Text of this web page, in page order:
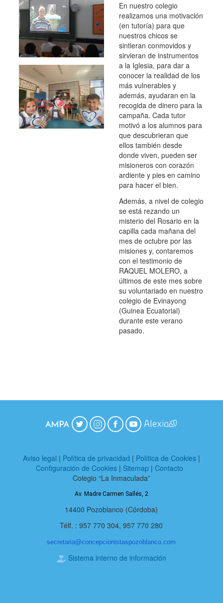
En nuestro colegio
realizamos una motivación
(en tutoría) para que
nuestros chicos se
sintieran conmovidos y
sirvieran de instrumentos
a la Iglesia, para dar a
conocer la realidad de los
más vulnerables y
además, ayudaran en la
recogida de dinero para la
campaña. Cada tutor
motivó a los alumnos para
que descubrieran que
ellos también desde
donde viven, pueden ser
misioneros con corazón
ardiente y pies en camino
para hacer el bien.
Además, a nivel de colegio
se está rezando un
misterio del Rosario en la
capilla cada mañana del
mes de octubre por las
misiones y, contaremos
con el testimonio de
RAQUEL MOLERO, a
últimos de este mes sobre
su voluntariado en nuestro
colegio de Evinayong
(Guinea Ecuatorial)
durante este verano
pasado.
Aviso legal | Política de privacidad | Política de Cookies|
Configuración de Cookies| Sitemap | Contacto
Colegio “La Inmaculada”
Av. Madre Carmen Sallés, 2
14400 Pozoblanco (Córdoba)
Télf. : 957 770 304, 957 770 280
secretaria@concepcionistaspozoblanco.com
Sistema interno de información